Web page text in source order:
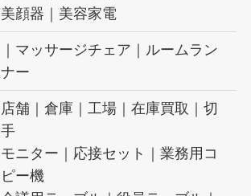
美顔器｜美容家電
｜マッサージチェア｜ルームラン
ナー
店舗｜倉庫｜工場｜在庫買取｜切
手
モニター｜応接セット｜業務用コ
ピー機